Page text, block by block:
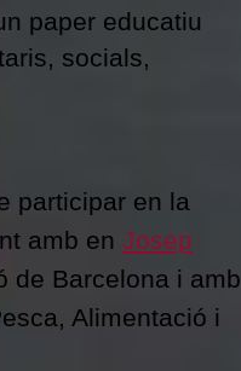
paper educatiu
socials,
participar en la
amb en Josep
de Barcelona i amb
Alimentació i